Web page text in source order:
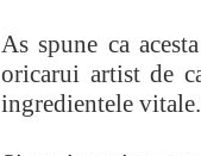
As spune ca
oricarui artist de
ingredientele vitale.